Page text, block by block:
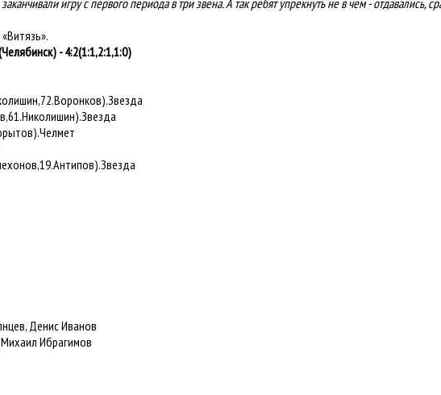
игру с первого периода в три звена. А так ребят упрекнуть не в чем - отдавались,
- 4:2(1:1,2:1,1:0)
Денис Иванов
Ибрагимов